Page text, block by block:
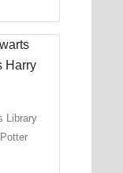
Library